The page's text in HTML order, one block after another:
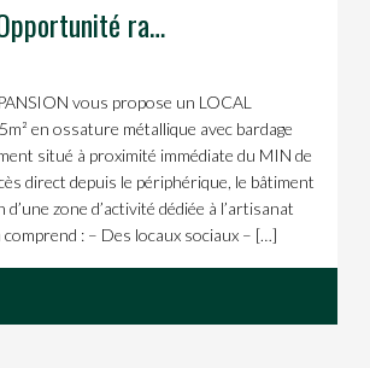
A LOUER – Opportunité rare de 195m² dédiés à l’alimentaire en zone artisanale proche du MIN de Nantes.
vous propose un LOCAL
en ossature métallique avec bardage
situé à proximité immédiate du MIN de
direct depuis le périphérique, le bâtiment
zone d’activité dédiée à l’artisanat
comprend : – Des locaux sociaux – […]